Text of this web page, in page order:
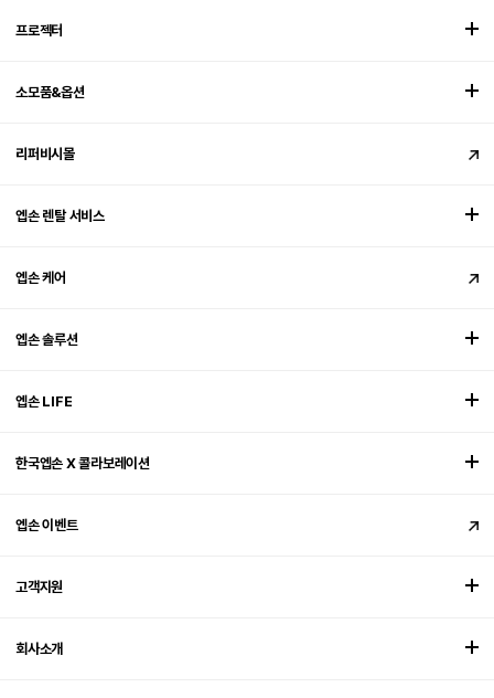
프로젝터
소모품&옵션
리퍼비시몰
엡손 렌탈 서비스
엡손 케어
엡손 솔루션
엡손 LIFE
한국엡손 X 콜라보레이션
엡손 이벤트
고객지원
회사소개